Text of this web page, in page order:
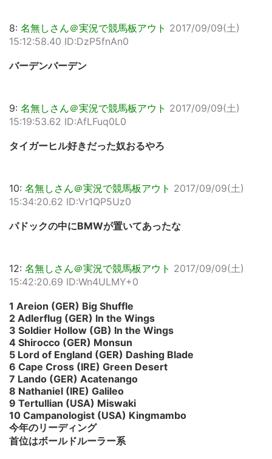
8: 名無しさん＠実況で競馬板アウト 2017/09/09(土)
15:12:58.40 ID:DzP5fnAn0
バーデンバーデン
9: 名無しさん＠実況で競馬板アウト 2017/09/09(土)
15:19:53.62 ID:AfLFuq0L0
タイガーヒル好きだった奴おるやろ
10: 名無しさん＠実況で競馬板アウト 2017/09/09(土)
15:34:20.62 ID:Vr1QP5Uz0
パドックの中にBMWが置いてあったな
12: 名無しさん＠実況で競馬板アウト 2017/09/09(土)
15:42:20.69 ID:Wn4ULMY+0
1 Areion (GER) Big Shuffle
2 Adlerflug (GER) In the Wings
3 Soldier Hollow (GB) In the Wings
4 Shirocco (GER) Monsun
5 Lord of England (GER) Dashing Blade
6 Cape Cross (IRE) Green Desert
7 Lando (GER) Acatenango
8 Nathaniel (IRE) Galileo
9 Tertullian (USA) Miswaki
10 Campanologist (USA) Kingmambo
今年のリーディング
首位はボールドルーラー系